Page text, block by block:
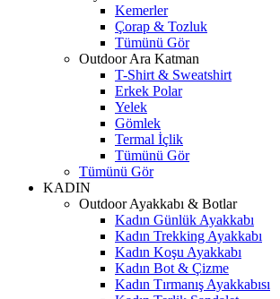
Kemerler
Çorap & Tozluk
Tümünü Gör
Outdoor Ara Katman
T-Shirt & Sweatshirt
Erkek Polar
Yelek
Gömlek
Termal İçlik
Tümünü Gör
Tümünü Gör
KADIN
Outdoor Ayakkabı & Botlar
Kadın Günlük Ayakkabı
Kadın Trekking Ayakkabı
Kadın Koşu Ayakkabı
Kadın Bot & Çizme
Kadın Tırmanış Ayakkabısı